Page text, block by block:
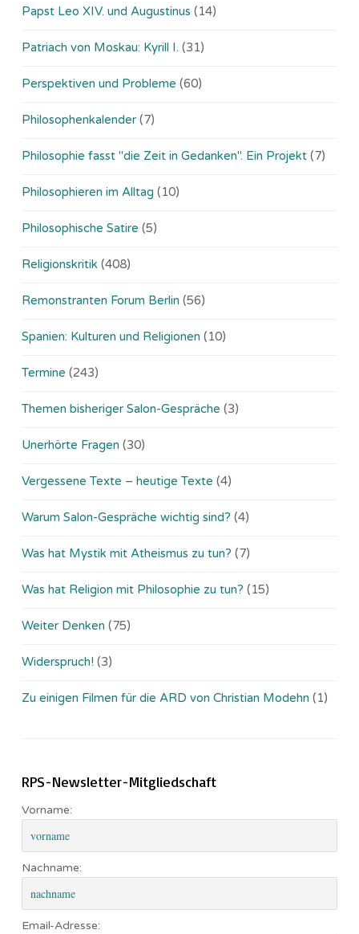
Papst Leo XIV. und Augustinus (14)
Patriach von Moskau: Kyrill I. (31)
Perspektiven und Probleme (60)
Philosophenkalender (7)
Philosophie fasst "die Zeit in Gedanken". Ein Projekt (7)
Philosophieren im Alltag (10)
Philosophische Satire (5)
Religionskritik (408)
Remonstranten Forum Berlin (56)
Spanien: Kulturen und Religionen (10)
Termine (243)
Themen bisheriger Salon-Gespräche (3)
Unerhörte Fragen (30)
Vergessene Texte – heutige Texte (4)
Warum Salon-Gespräche wichtig sind? (4)
Was hat Mystik mit Atheismus zu tun? (7)
Was hat Religion mit Philosophie zu tun? (15)
Weiter Denken (75)
Widerspruch! (3)
Zu einigen Filmen für die ARD von Christian Modehn (1)
RPS-Newsletter-Mitgliedschaft
Vorname:
Nachname:
Email-Adresse: